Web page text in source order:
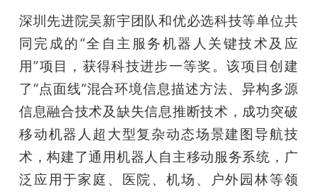
搞
机
深圳先进院吴新宇团队和优必选科技等单位共
同完成的“全自主服务机器人关键技术及应
用”项目，获得科技进步一等奖。该项目创建
了“点面线”混合环境信息描述方法、异构多源
信息融合技术及缺失信息推断技术，成功突破
移动机器人超大型复杂动态场景建图导航技
术，构建了通用机器人自主移动服务系统，广
泛应用于家庭、医院、机场、户外园林等领